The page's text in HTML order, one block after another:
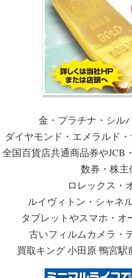
金・プラチナ・シル
ダイヤモンド・エメラルド
全国百貨店共通商品券やJCB
数券・株主
ロレックス・
ルイヴィトン・シャネ
タブレットやスマホ・
古いフィルムカメラ・
買取キング 小田原 鴨宮駅